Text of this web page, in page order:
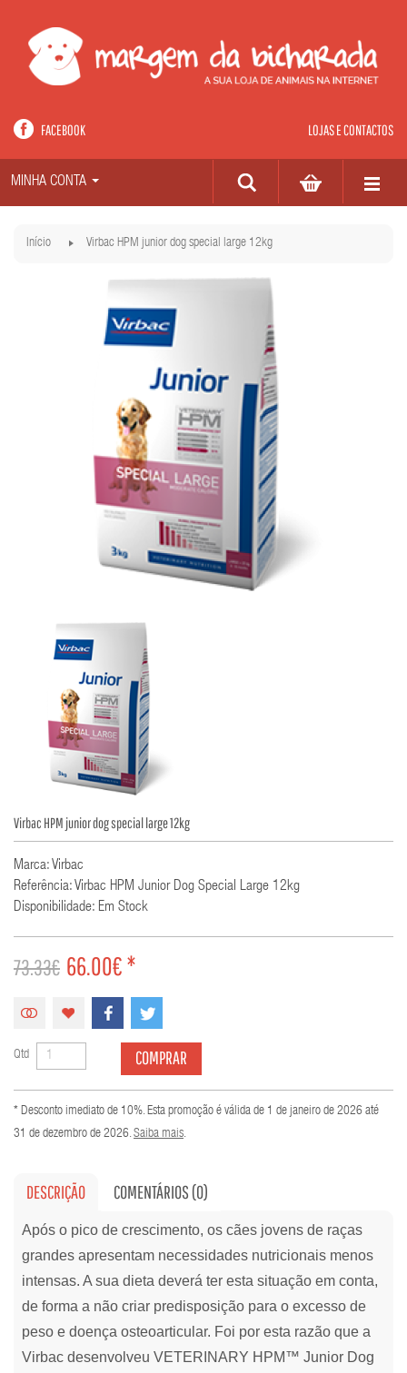
LOJAS E CONTACTOS
FACEBOOK
MINHA CONTA
Início Virbac HPM junior dog special large 12kg
Virbac HPM junior dog special large 12kg
Marca: Virbac
Referência: Virbac HPM Junior Dog Special Large 12kg
Disponibilidade: Em Stock
73.33€ 66.00€ *
Qtd COMPRAR
* Desconto imediato de 10%. Esta promoção é válida de 1 de janeiro de 2026 até
31 de dezembro de 2026.Saiba mais.
DESCRIÇÃO COMENTÁRIOS (0)
Após o pico de crescimento, os cães jovens de raças
grandes apresentam necessidades nutricionais menos
intensas. A sua dieta deverá ter esta situação em conta,
de forma a não criar predisposição para o excesso de
peso e doença osteoarticular. Foi por esta razão que a
Virbac desenvolveu VETERINARY HPM™ Junior Dog